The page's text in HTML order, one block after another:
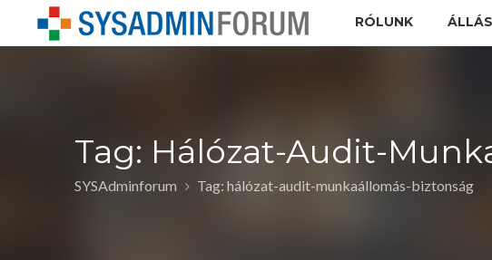
RÓLUNK ÁLLÁS
Tag: Hálózat-Audit-
SYSAdminforum Tag: hálózat-audit-munkaállomás-biztonság